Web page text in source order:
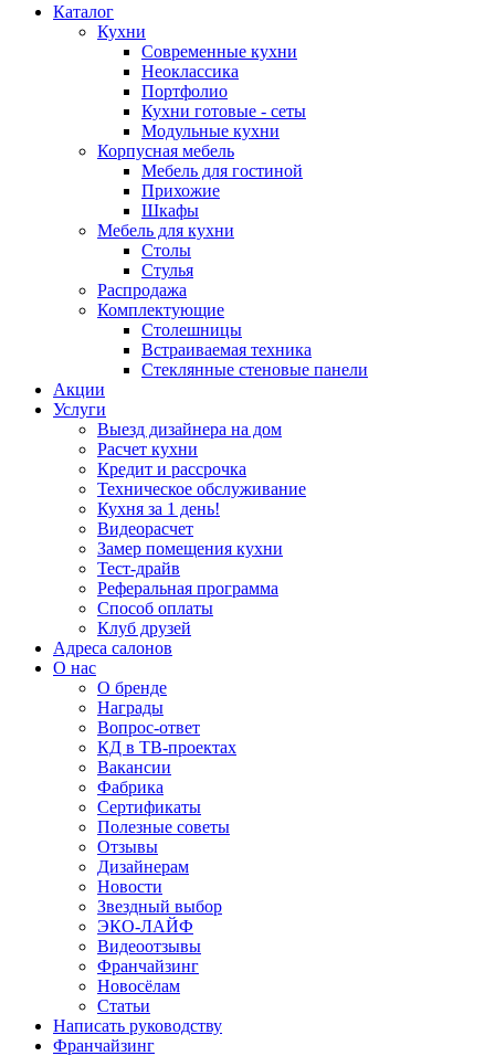
Каталог
Кухни
Современные кухни
Неоклассика
Портфолио
Кухни готовые - сеты
Модульные кухни
Корпусная мебель
Мебель для гостиной
Прихожие
Шкафы
Мебель для кухни
Столы
Стулья
Распродажа
Комплектующие
Столешницы
Встраиваемая техника
Стеклянные стеновые панели
Акции
Услуги
Выезд дизайнера на дом
Расчет кухни
Кредит и рассрочка
Техническое обслуживание
Кухня за 1 день!
Видеорасчет
Замер помещения кухни
Тест-драйв
Реферальная программа
Способ оплаты
Клуб друзей
Адреса салонов
О нас
О бренде
Награды
Вопрос-ответ
КД в ТВ-проектах
Вакансии
Фабрика
Сертификаты
Полезные советы
Отзывы
Дизайнерам
Новости
Звездный выбор
ЭКО-ЛАЙФ
Видеоотзывы
Франчайзинг
Новосёлам
Статьи
Написать руководству
Франчайзинг